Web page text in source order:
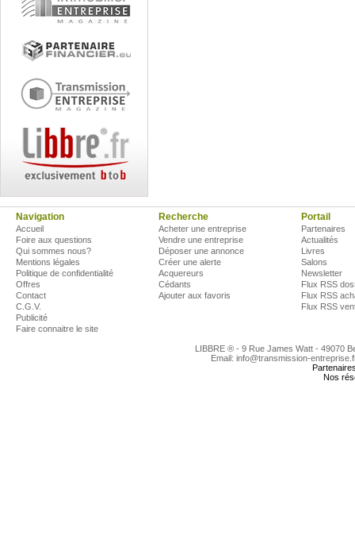
Navigation
Accueil
Foire aux questions
Qui sommes nous?
Mentions légales
Politique de confidentialité
Offres
Contact
C.G.V.
Publicité
Faire connaitre le site
Recherche
Acheter une entreprise
Vendre une entreprise
Déposer une annonce
Créer une alerte
Acquereurs
Cédants
Ajouter aux favoris
Portail
Partenaires
Actualités
Livres
Salons
Newsletter
Flux RSS
Flux RSS
Flux RSS
LIBBRE ® - 9 Rue James Watt - 49070
Email: info@transmission-
Nos